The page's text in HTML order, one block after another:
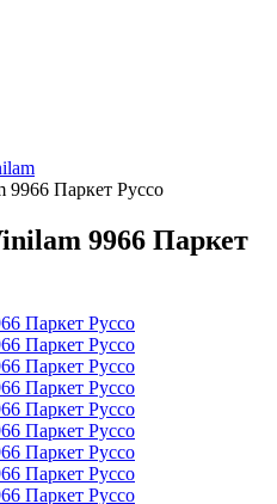
Паркет Руссо
9966 Паркет